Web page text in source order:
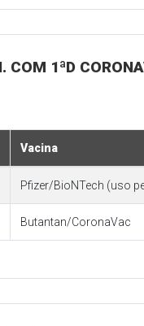
1ªD
Vacina
Pfizer/BioNTech (uso
Butantan/CoronaVac